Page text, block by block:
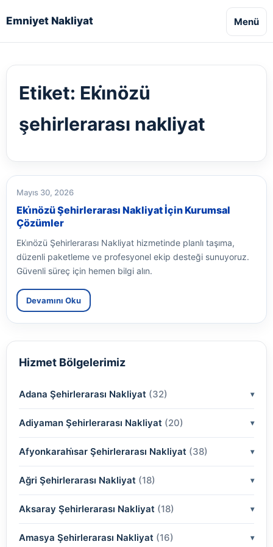
Emniyet Nakliyat Menü
Etiket: Eki̇nözü
şehirlerarası nakliyat
Mayıs 30, 2026
Eki̇nözü Şehirlerarası Nakliyat İçin Kurumsal
Çözümler
Eki̇nözü Şehirlerarası Nakliyat hizmetinde planlı taşıma,
düzenli paketleme ve profesyonel ekip desteği sunuyoruz.
Güvenli süreç için hemen bilgi alın.
Devamını Oku
Hizmet Bölgelerimiz
Adana Şehirlerarası Nakliyat (32)
(2)
(2)
(2)
(2)
(2)
Adiyaman Şehirlerarası Nakliyat (20)
(2)
(2)
(2)
(2)
Afyonkarahi̇sar Şehirlerarası Nakliyat (38)
(2)
(2)
(2)
Ağri Şehirlerarası Nakliyat (18)
(2)
(2)
Aksaray Şehirlerarası Nakliyat (18)
(2)
Amasya Şehirlerarası Nakliyat (16)